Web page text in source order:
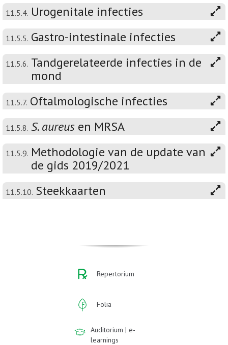
11.5.4. Urogenitale infecties
11.5.5. Gastro-intestinale infecties
11.5.6. Tandgerelateerde infecties in de
mond
11.5.7. Oftalmologische infecties
11.5.8. S. aureus en MRSA
11.5.9. Methodologie van de update van
de gids 2019/2021
11.5.10. Steekkaarten
Repertorium
Folia
Auditorium | e-
learnings